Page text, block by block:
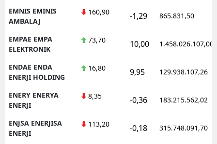
EMNIS EMINIS
AMBALAJ
160,90 -1,29 865.831,50
EMPAE EMPA
ELEKTRONIK
73,70 10,00 1.458.026.107,00
ENDAE ENDA
ENERJI HOLDING
16,80 9,95 129.938.107,26
ENERY ENERYA
ENERJI
8,35 -0,36 183.215.562,02
ENJSA ENERJISA
ENERJI
113,20 -0,18 315.748.091,70